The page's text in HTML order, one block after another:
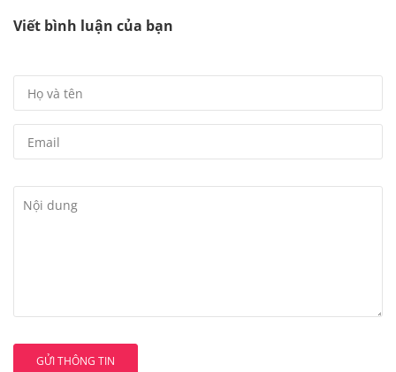
Viết bình luận của bạn
GỬI THÔNG TIN